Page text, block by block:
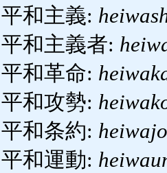
平和主義:
平和主義者:
平和革命:
平和攻勢:
平和条約:
平和運動: